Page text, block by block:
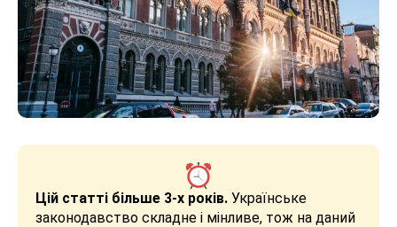
Цій статті більше 3-х років. Українське
законодавство складне і мінливе, тож на даний